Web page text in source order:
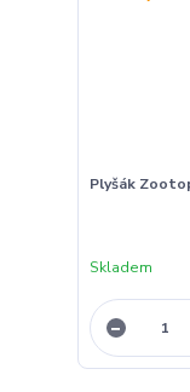
Plyšák
Skladem